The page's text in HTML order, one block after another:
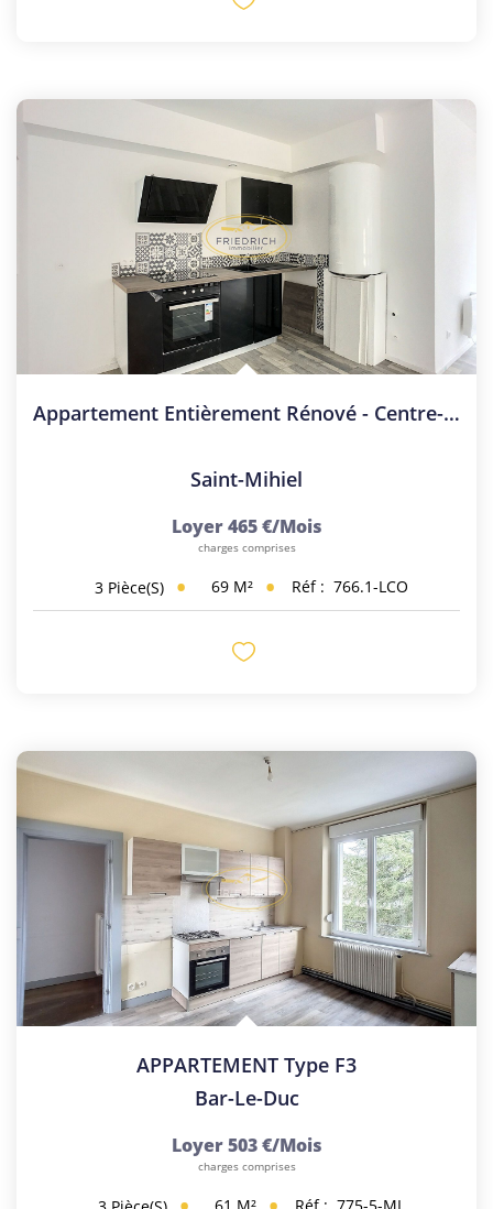
Appartement Entièrement Rénové - Centre-Ville De ST-MIHIEL
Saint-Mihiel
Loyer 465 €/mois
charges comprises
3 Pièce(s) 69 M² Réf : 766.1-LCO
APPARTEMENT Type F3
Bar-Le-Duc
Loyer 503 €/mois
charges comprises
61 M² Réf : 775-5-ML